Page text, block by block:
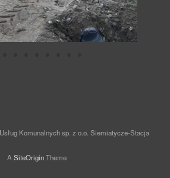
Komunalnych sp. z o.o. Siemiatycze-Stacja
ASiteOriginTheme